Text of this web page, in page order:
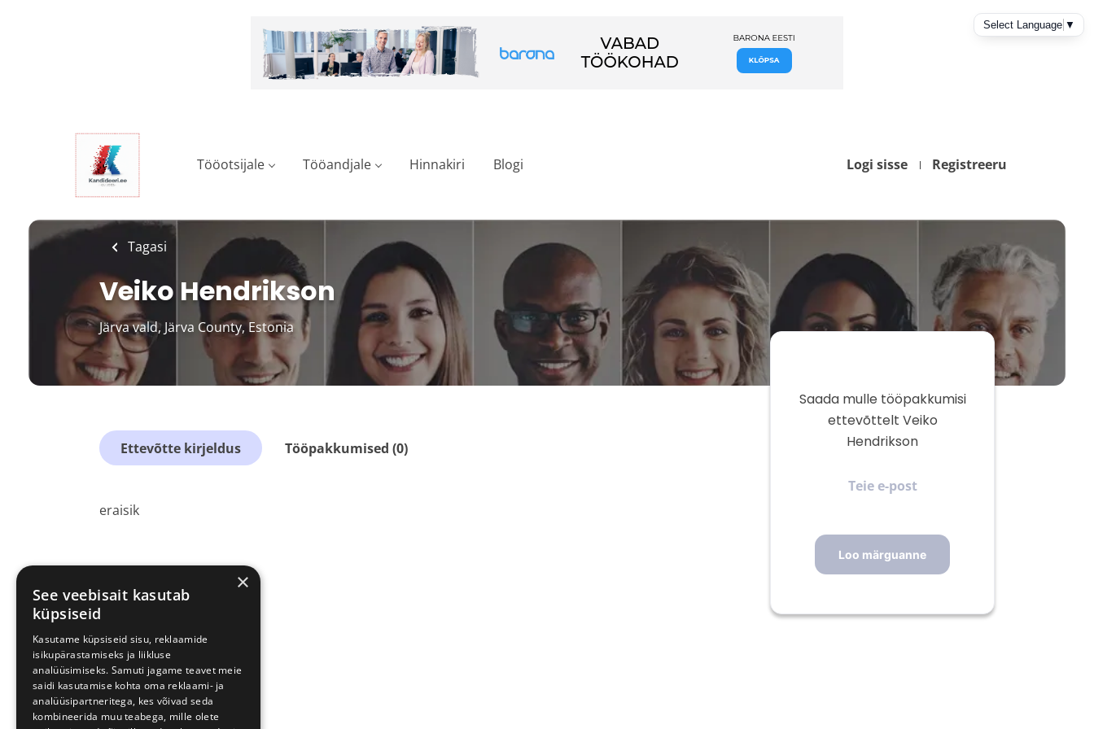
Logi sisse Registreeru
Tööotsijale Tööandjale Hinnakiri Blogi
Tagasi
Veiko Hendrikson
Järva vald, Järva County, Estonia
Ettevõtte kirjeldus Tööpakkumised (0)
eraisik
Saada mulle tööpakkumisi
ettevõttelt Veiko
Hendrikson
×
See veebisait kasutab
küpsiseid
Kasutame küpsiseid sisu, reklaamide
isikupärastamiseks ja liikluse
analüüsimiseks. Samuti jagame teavet meie
saidi kasutamise kohta oma reklaami- ja
analüüsipartneritega, kes võivad seda
kombineerida muu teabega, mille olete